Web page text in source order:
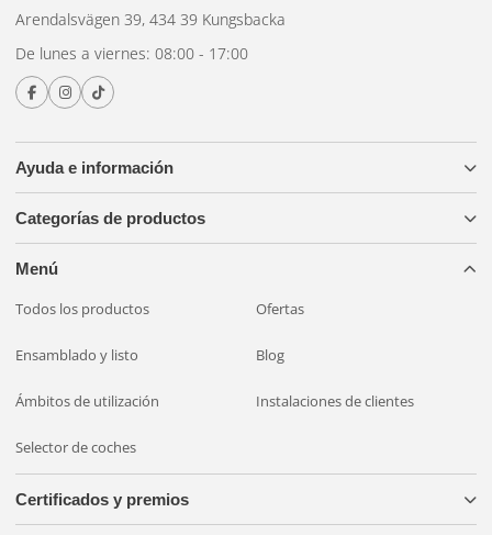
menos cables. En vehículos más grandes con espacio
suficiente para luces separadas, la diferencia es menos
perceptible.
Funciones dinámicas
Algunos faros combinados modernos incorporan
intermitentes dinámicos: la luz se desplaza
trata de una mejora en la visibilidad que hace que el
intermitente del vehículo sea más visible para los demás
alta.
Ayuda e información
Categorías de productos
Menú
Todos los productos Ofertas
Ensamblado y listo Blog
Ámbitos de utilización Instalaciones de clientes
Selector de coches
Arendalsvägen 39, 434 39 Kungsbacka
De lunes a viernes: 08:00 - 17:00
Certificados y premios